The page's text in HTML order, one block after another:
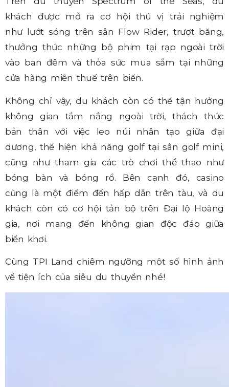
khách được mở ra cơ hội thú vị trải nghiệm
như lướt sóng trên sân Flow Rider, trượt băng,
thưởng thức những bộ phim tại rạp ngoài trời
vào ban đêm và thỏa sức mua sắm tại những
cửa hàng miễn thuế trên biển.
Không chỉ vậy, du khách còn có thể tận hưởng
không gian tắm nắng ngoài trời, thách thức
bản thân với việc leo núi nhân tạo giữa đại
dương, thể hiện khả năng golf tại sân golf mini,
cũng như tham gia các trò chơi thể thao như
bóng bàn và bóng rổ. Bên cạnh đó, casino
cũng là một điểm đến hấp dẫn trên tàu, và du
khách còn có cơ hội tản bộ trên Đại lộ Hoàng
gia, nơi mang đến không gian độc đáo giữa
biển khơi.
Cùng TPI Land chiêm ngưỡng một số hình ảnh
về tiện ích của siêu du thuyền nhé!